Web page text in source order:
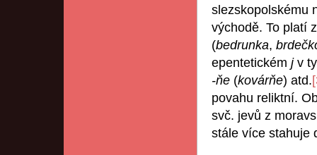
slezskopolskému
východě. To platí
(bedrunka,
epentetickém j v
-ňe (kovárňe) atd.
povahu reliktní.
svč. jevů z
stále více stahuje